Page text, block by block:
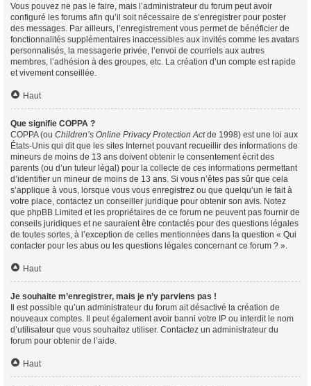
Vous pouvez ne pas le faire, mais l’administrateur du forum peut avoir
configuré les forums afin qu’il soit nécessaire de s’enregistrer pour poster
des messages. Par ailleurs, l’enregistrement vous permet de bénéficier de
fonctionnalités supplémentaires inaccessibles aux invités comme les avatars
personnalisés, la messagerie privée, l’envoi de courriels aux autres
membres, l’adhésion à des groupes, etc. La création d’un compte est rapide
et vivement conseillée.
Haut
Que signifie COPPA ?
COPPA (ou Children’s Online Privacy Protection Actde 1998) est une loi aux
États-Unis qui dit que les sites Internet pouvant recueillir des informations de
mineurs de moins de 13 ans doivent obtenir le consentement écrit des
parents (ou d’un tuteur légal) pour la collecte de ces informations permettant
d’identifier un mineur de moins de 13 ans. Si vous n’êtes pas sûr que cela
s’applique à vous, lorsque vous vous enregistrez ou que quelqu’un le fait à
votre place, contactez un conseiller juridique pour obtenir son avis. Notez
que phpBB Limited et les propriétaires de ce forum ne peuvent pas fournir de
conseils juridiques et ne sauraient être contactés pour des questions légales
de toutes sortes, à l’exception de celles mentionnées dans la question « Qui
contacter pour les abus ou les questions légales concernant ce forum ? ».
Haut
Je souhaite m’enregistrer, mais je n’y parviens pas !
Il est possible qu’un administrateur du forum ait désactivé la création de
nouveaux comptes. Il peut également avoir banni votre IP ou interdit le nom
d’utilisateur que vous souhaitez utiliser. Contactez un administrateur du
forum pour obtenir de l’aide.
Haut